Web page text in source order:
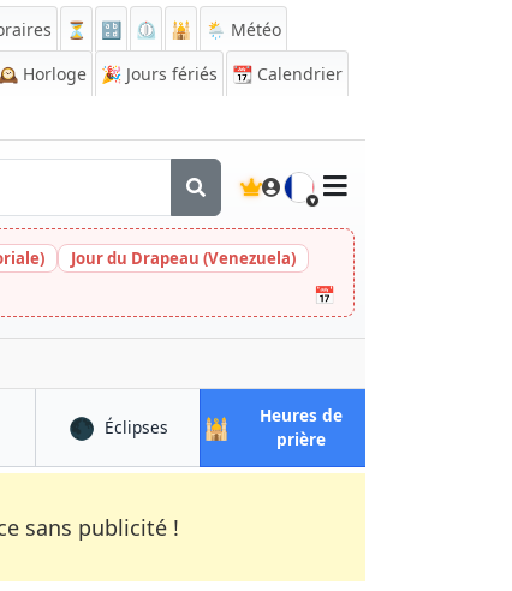
⏳ 🔡 ⏲️ 🕌
🌦️ Météo
🕰️ Horloge 🎉 Jours fériés 📆 Calendrier
🇫🇷
Jour du Drapeau (Venezuela)
📅
🌑 Éclipsesà Tettnang
🕌
Heures de
prièreà Tettnang
sans publicité !